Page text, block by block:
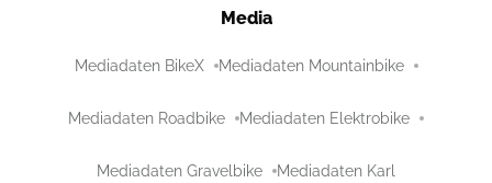
Media
Mediadaten BikeX Mediadaten Mountainbike
Mediadaten Roadbike Mediadaten Elektrobike
Mediadaten Gravelbike Mediadaten Karl